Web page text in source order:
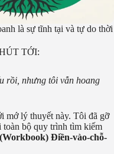
là sự tĩnh tại và tự do thời
TỚI:
rồi, nhưng tôi vẫn hoang
mớ lý thuyết này. Tôi đã gỡ
toàn bộ quy trình tìm kiếm
Điền-vào-chỗ-